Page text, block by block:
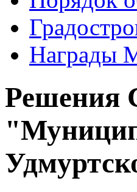
Награды
Решения